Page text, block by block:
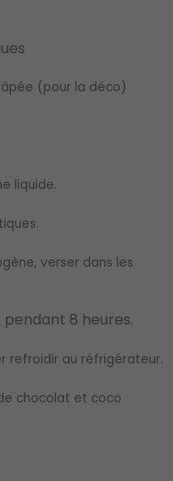
(pour la déco)
liquide.
verser dans les
8 heures.
refroidir au réfrigérateur.
chocolat et coco